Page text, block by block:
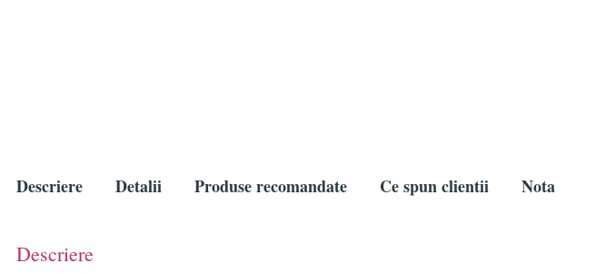
Descriere Detalii Produse recomandate Ce spun clientii Nota
Descriere